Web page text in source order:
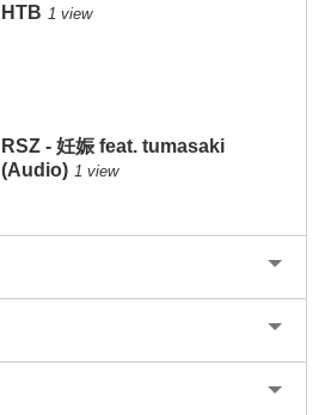
HTB 1 view
RSZ - 妊娠 feat. tumasaki
(Audio) 1 view